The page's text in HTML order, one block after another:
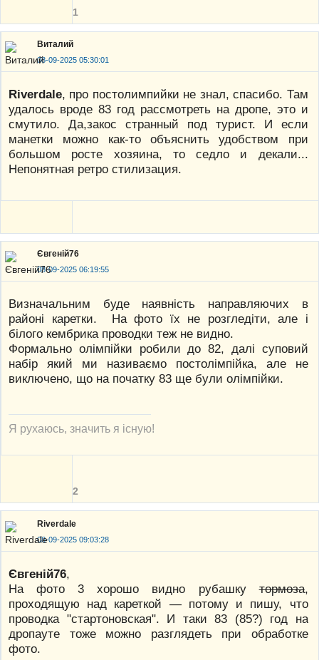
1
Виталий
08-09-2025 05:30:01
Riverdale, про постолимпийки не знал, спасибо. Там
удалось вроде 83 год рассмотреть на дропе, это и
смутило. Да,закос странный под турист. И если
манетки можно как-то объяснить удобством при
большом росте хозяина, то седло и декали...
Непонятная ретро стилизация.
Євгеній76
08-09-2025 06:19:55
Визначальним буде наявність направляючих в
районі каретки. На фото їх не розгледіти, але і
білого кембрика проводки теж не видно.
Формально олімпійки робили до 82, далі суповий
набір який ми називаємо постолімпійка, але не
виключено, що на початку 83 ще були олімпійки.
Я рухаюсь, значить я існую!
2
Riverdale
08-09-2025 09:03:28
Євгеній76,
На фото 3 хорошо видно рубашкутормоза,
проходящую над кареткой — потому и пишу, что
проводка "стартоновская". И таки 83 (85?) год на
дропауте тоже можно разглядеть при обработке
фото.